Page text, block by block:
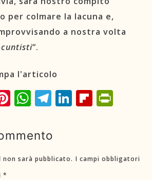
per colmare la lacuna e,
a nostra volta
“.
l'articolo
PinterestWhatsAppTelegramLinkedInFlipboard
sarà pubblicato. I campi obbligatori
*